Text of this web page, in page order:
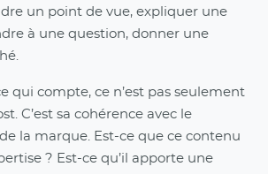
un point de vue, expliquer une
à une question, donner une
qui compte, ce n’est pas seulement
C’est sa cohérence avec le
la marque. Est-ce que ce contenu
? Est-ce qu’il apporte une